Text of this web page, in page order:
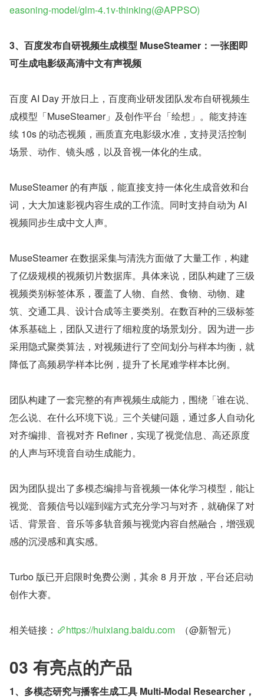
easoning-model/glm-4.1v-thinking(@APPSO)
3、百度发布自研视频生成模型 MuseSteamer：一张图即
可生成电影级高清中文有声视频
百度 AI Day 开放日上，百度商业研发团队发布自研视频生
成模型「MuseSteamer」及创作平台「绘想」。能支持连
续 10s 的动态视频，画质直充电影级水准，支持灵活控制
场景、动作、镜头感，以及音视一体化的生成。
MuseSteamer 的有声版，能直接支持一体化生成音效和台
词，大大加速影视内容生成的工作流。同时支持自动为 AI
视频同步生成中文人声。
MuseSteamer 在数据采集与清洗方面做了大量工作，构建
了亿级规模的视频切片数据库。具体来说，团队构建了三级
视频类别标签体系，覆盖了人物、自然、食物、动物、建
筑、交通工具、设计合成等主要类别。在数百种的三级标签
体系基础上，团队又进行了细粒度的场景划分。因为进一步
采用隐式聚类算法，对视频进行了空间划分与样本均衡，就
降低了高频易学样本比例，提升了长尾难学样本比例。
团队构建了一套完整的有声视频生成能力，围绕「谁在说、
怎么说、在什么环境下说」三个关键问题，通过多人自动化
对齐编排、音视对齐 Refiner，实现了视觉信息、高还原度
的人声与环境音自动生成能力。
因为团队提出了多模态编排与音视频一体化学习模型，能让
视觉、音频信号以端到端方式充分学习与对齐，就确保了对
话、背景音、音乐等多轨音频与视觉内容自然融合，增强观
感的沉浸感和真实感。
Turbo 版已开启限时免费公测，其余 8 月开放，平台还启动
创作大赛。
相关链接： https://huixiang.baidu.com
  （@新智元）
03 有亮点的产品
1、多模态研究与播客生成工具 Multi-Modal Researcher，